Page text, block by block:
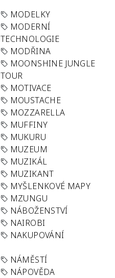
MODELKY
MODERNÍ
TECHNOLOGIE
MODŘINA
MOONSHINE JUNGLE
TOUR
MOTIVACE
MOUSTACHE
MOZZARELLA
MUFFINY
MUKURU
MUZEUM
MUZIKÁL
MUZIKANT
MYŠLENKOVÉ MAPY
MZUNGU
NÁBOŽENSTVÍ
NAIROBI
NAKUPOVÁNÍ
NÁMĚSTÍ
NÁPOVĚDA